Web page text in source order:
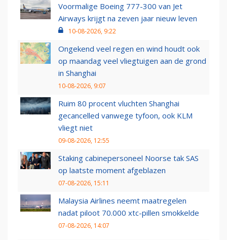
Voormalige Boeing 777-300 van Jet
Airways krijgt na zeven jaar nieuw leven
10-08-2026, 9:22
Ongekend veel regen en wind houdt ook
op maandag veel vliegtuigen aan de grond
in Shanghai
10-08-2026, 9:07
Ruim 80 procent vluchten Shanghai
gecancelled vanwege tyfoon, ook KLM
vliegt niet
09-08-2026, 12:55
Staking cabinepersoneel Noorse tak SAS
op laatste moment afgeblazen
07-08-2026, 15:11
Malaysia Airlines neemt maatregelen
nadat piloot 70.000 xtc-pillen smokkelde
07-08-2026, 14:07